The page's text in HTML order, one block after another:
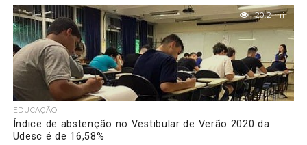
20.2 mil
EDUCAÇÃO
Índice de abstenção no Vestibular de Verão 2020 da
Udesc é de 16,58%